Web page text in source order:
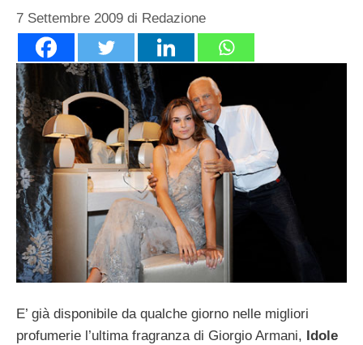
7 Settembre 2009 di Redazione
E’ già disponibile da qualche giorno nelle migliori
profumerie l’ultima fragranza di Giorgio Armani, Idole